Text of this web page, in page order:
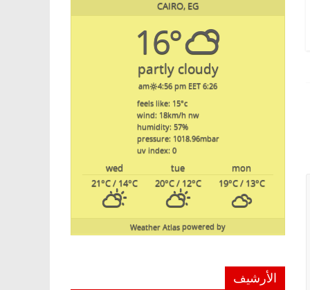
CAIRO, EG
16°
partly cloudy
6:26 am
4:56 pm EET
feels like: 15°c
wind: 18km/h nw
humidity: 57%
pressure: 1018.96mbar
uv index: 0
mon
tue
wed
19°C/ 13°C
20°C/ 12°C
21°C/ 14°C
powered by
Weather Atlas
الأرشيف